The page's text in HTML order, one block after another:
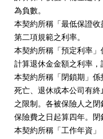
為負數。
本契約所稱「最低保證
第二項規範之利率。
本契約所稱「預定利率
計算退休金金額之利率，
本契約所稱「閉鎖期」
死亡、退休或本公司有
之限制。各被保險人之
保險費之日起算四年。
本契約所稱「工作年資